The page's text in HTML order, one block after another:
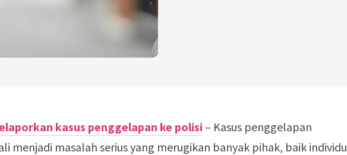
kasus penggelapan ke polisi – Kasus penggelapan
menjadi masalah serius yang merugikan banyak pihak, baik individu